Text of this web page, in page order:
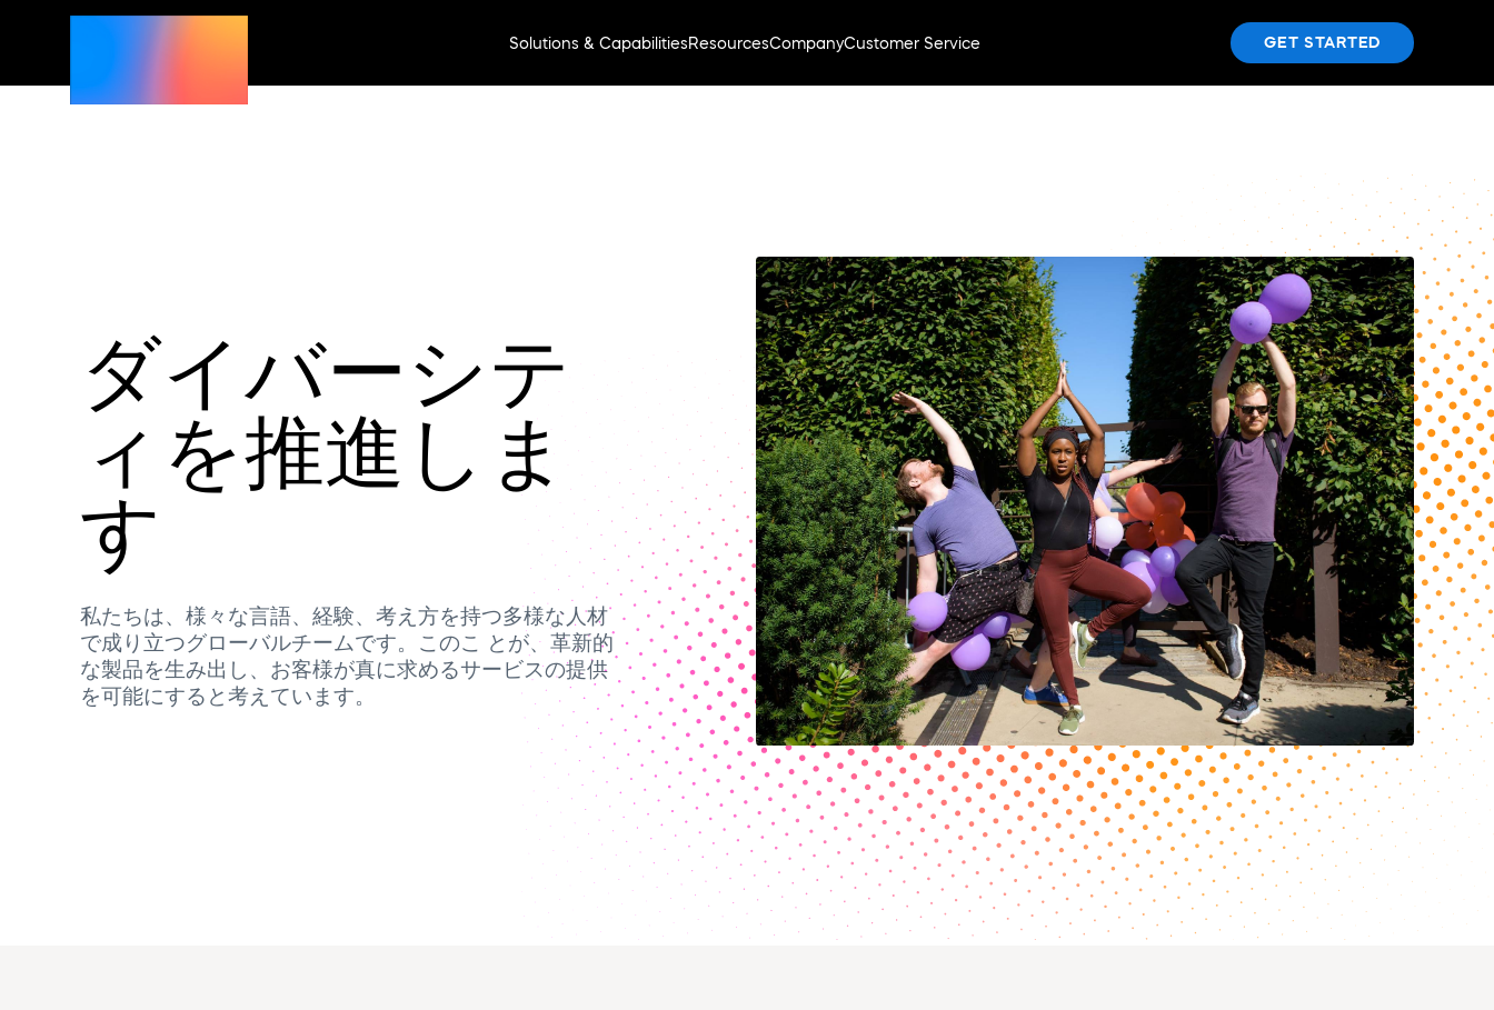
Solutions & Capabilities ResourcesCompanyCustomer Service GET STARTED
ダイバーシテ
ィを推進しま
す
私たちは、様々な言語、経験、考え方を持つ多様な人材
で成り立つグローバルチームです。このこ とが、革新的
な製品を生み出し、お客様が真に求めるサービスの提供
を可能にすると考えています。